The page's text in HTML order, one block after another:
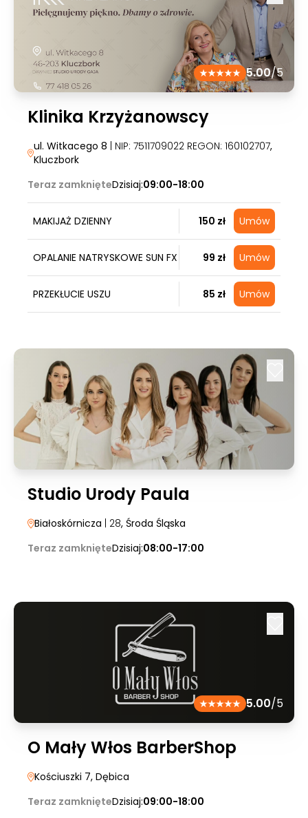
5.00/5
Klinika Krzyżanowscy
ul. Witkacego 8 | NIP: 7511709022 REGON: 160102707,
Kluczbork
Teraz zamknięteDzisiaj:09:00-18:00
MAKIJAŻ DZIENNY 150 zł Umów
OPALANIE NATRYSKOWE SUN FX 99 zł Umów
PRZEKŁUCIE USZU 85 zł Umów
Studio Urody Paula
Białoskórnicza | 28, Środa Śląska
Teraz zamknięteDzisiaj:08:00-17:00
5.00/5
O Mały Włos BarberShop
Kościuszki 7, Dębica
Teraz zamknięteDzisiaj:09:00-18:00